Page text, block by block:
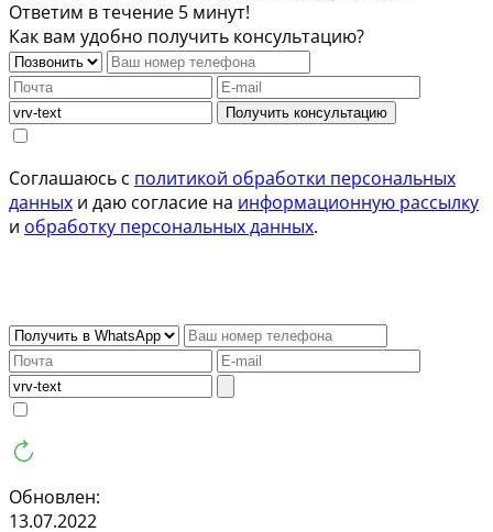
Ответим в течение 5 минут!
Как вам удобно получить консультацию?
Получить консультацию
Соглашаюсь с политикой обработки персональных
данных и даю согласие на информационную рассылку
и обработку персональных данных.
Обновлен:
13.07.2022